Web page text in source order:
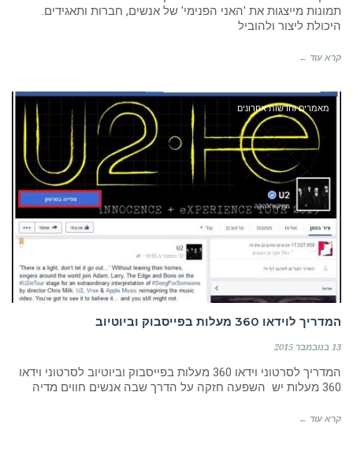
תמונות מייצגות את 'האני הפנימי' של אנשים, חברות ותאגידים.
היכולת ליצור ולהוביל
קרא עוד ←
מאמרים וחדשות אחרונים
המדריך לוידאו 360 מעלות בפייסבוק וביוטיוב
13 בנובמבר 2015
המדריך לסרטוני וידאו 360 מעלות בפייסבוק וביוטיוב לסרטוני וידאו
360 מעלות יש השפעה חזקה על הדרך שבה אנשים חווים מדיה
קרא עוד ←